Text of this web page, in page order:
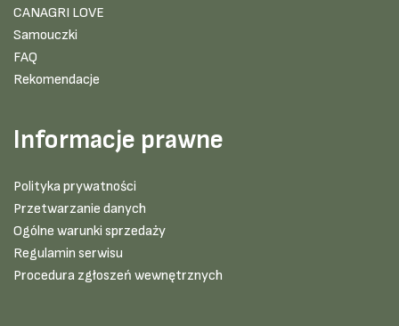
CANAGRI LOVE
Samouczki
FAQ
Rekomendacje
Informacje prawne
Polityka prywatności
Przetwarzanie danych
Ogólne warunki sprzedaży
Regulamin serwisu
Procedura zgłoszeń wewnętrznych